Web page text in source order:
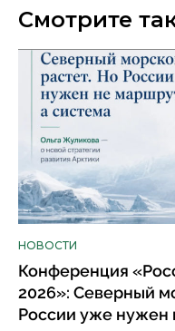
Смотрите
НОВОСТИ
Конференция
2026»: Северный
России уже нужен